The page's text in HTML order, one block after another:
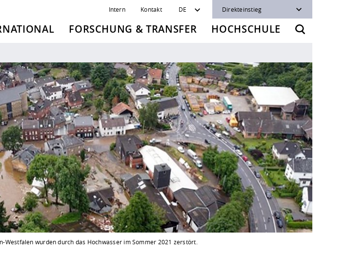
Intern Kontakt DE Direkteinstieg
FORSCHUNG & TRANSFER HOCHSCHULE
Westfalen wurden durch das Hochwasser im Sommer 2021 zerstört.